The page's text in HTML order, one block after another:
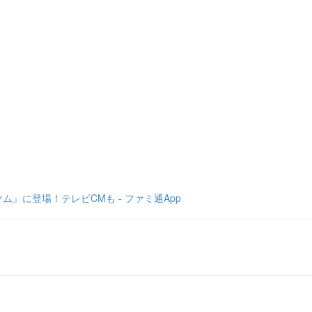
』に登場！テレビCMも - ファミ通App